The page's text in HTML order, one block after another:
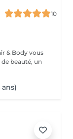
10
de beauté, un